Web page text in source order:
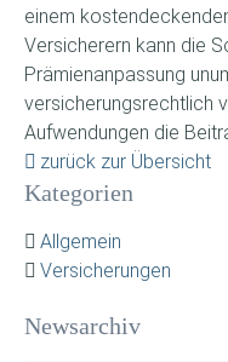
einem
Versicherern kann die
Prämienanpassung
versicherungsrechtlich
Aufwendungen die
zurück zur Übersicht
Kategorien
Allgemein
Versicherungen
Newsarchiv